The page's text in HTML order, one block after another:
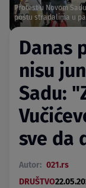
Protest u Novom
poštu stradalima u
Danas
nisu
Sadu:
sve da
Autor: 021.rs
DRUŠTVO